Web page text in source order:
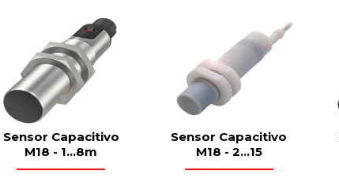
Sensor Capacitivo
M18 - 1...8m
Sensor Capacitivo
M18 - 2...15